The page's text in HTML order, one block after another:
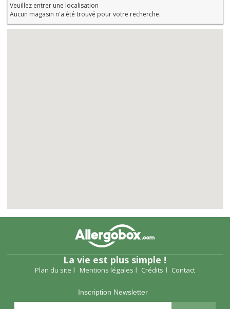
Veuillez entrer une localisation
Aucun magasin n'a été trouvé pour votre recherche.
La vie est plus simple !
Plan du site Mentions légales Crédits Contact
Inscription Newsletter